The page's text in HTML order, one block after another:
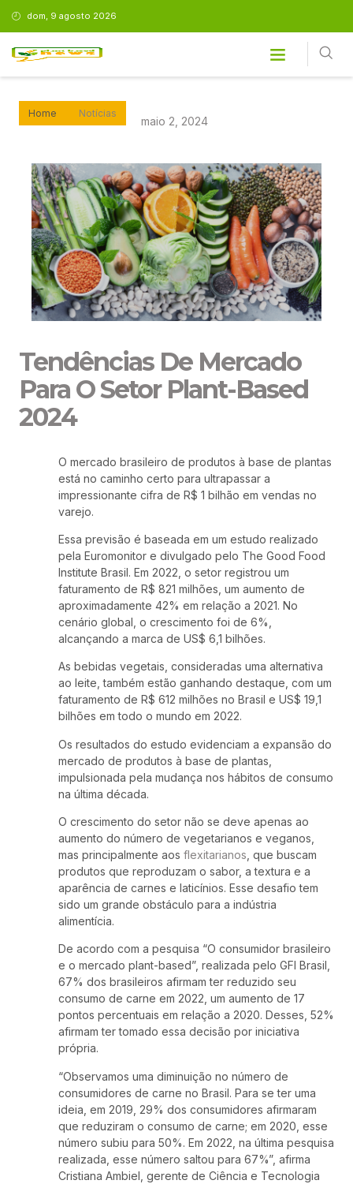
dom, 9 agosto 2026
Home Notícias
maio 2, 2024
Tendências De Mercado
Para O Setor Plant-Based
2024
O mercado brasileiro de produtos à base de plantas
está no caminho certo para ultrapassar a
impressionante cifra de R$ 1 bilhão em vendas no
varejo.
Essa previsão é baseada em um estudo realizado
pela Euromonitor e divulgado pelo The Good Food
Institute Brasil. Em 2022, o setor registrou um
faturamento de R$ 821 milhões, um aumento de
aproximadamente 42% em relação a 2021. No
cenário global, o crescimento foi de 6%,
alcançando a marca de US$ 6,1 bilhões.
As bebidas vegetais, consideradas uma alternativa
ao leite, também estão ganhando destaque, com um
faturamento de R$ 612 milhões no Brasil e US$ 19,1
bilhões em todo o mundo em 2022.
Os resultados do estudo evidenciam a expansão do
mercado de produtos à base de plantas,
impulsionada pela mudança nos hábitos de consumo
na última década.
O crescimento do setor não se deve apenas ao
aumento do número de vegetarianos e veganos,
mas principalmente aos flexitarianos , que buscam
produtos que reproduzam o sabor, a textura e a
aparência de carnes e laticínios. Esse desafio tem
sido um grande obstáculo para a indústria
alimentícia.
De acordo com a pesquisa “O consumidor brasileiro
e o mercado plant-based”, realizada pelo GFI Brasil,
67% dos brasileiros afirmam ter reduzido seu
consumo de carne em 2022, um aumento de 17
pontos percentuais em relação a 2020. Desses, 52%
afirmam ter tomado essa decisão por iniciativa
própria.
“Observamos uma diminuição no número de
consumidores de carne no Brasil. Para se ter uma
ideia, em 2019, 29% dos consumidores afirmaram
que reduziram o consumo de carne; em 2020, esse
número subiu para 50%. Em 2022, na última pesquisa
realizada, esse número saltou para 67%”, afirma
Cristiana Ambiel, gerente de Ciência e Tecnologia